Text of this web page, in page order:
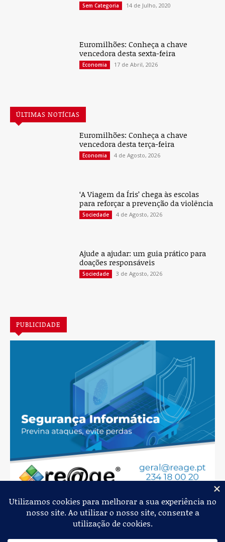
Sem Categoria 14 de Julho, 2020
Euromilhões: Conheça a chave
vencedora desta sexta-feira
Economia 17 de Abril, 2026
ÚLTIMAS NOTÍCIAS
Euromilhões: Conheça a chave
vencedora desta terça-feira
Economia 4 de Agosto, 2026
‘A Viagem da Íris’ chega às escolas
para reforçar a prevenção da violência
Sociedade 4 de Agosto, 2026
Ajude a ajudar: um guia prático para
doações responsáveis
Sociedade 3 de Agosto, 2026
PUBLICIDADE
Jornal de Albergaria,2026© Todos os Direitos Reservados